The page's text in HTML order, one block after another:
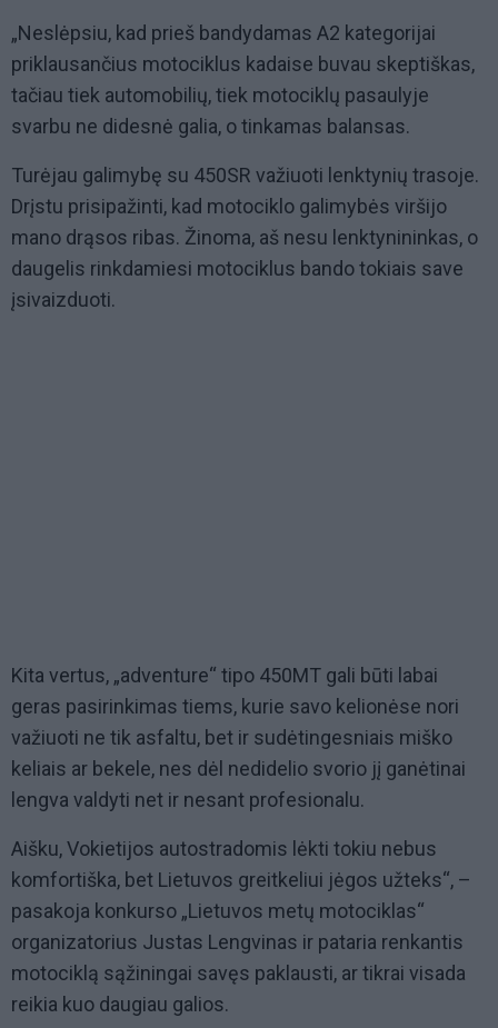
„Neslėpsiu, kad prieš bandydamas A2 kategorijai
priklausančius motociklus kadaise buvau skeptiškas,
tačiau tiek automobilių, tiek motociklų pasaulyje
svarbu ne didesnė galia, o tinkamas balansas.
Turėjau galimybę su 450SR važiuoti lenktynių trasoje.
Drįstu prisipažinti, kad motociklo galimybės viršijo
mano drąsos ribas. Žinoma, aš nesu lenktynininkas, o
daugelis rinkdamiesi motociklus bando tokiais save
įsivaizduoti.
Kita vertus, „adventure“ tipo 450MT gali būti labai
geras pasirinkimas tiems, kurie savo kelionėse nori
važiuoti ne tik asfaltu, bet ir sudėtingesniais miško
keliais ar bekele, nes dėl nedidelio svorio jį ganėtinai
lengva valdyti net ir nesant profesionalu.
Aišku, Vokietijos autostradomis lėkti tokiu nebus
komfortiška, bet Lietuvos greitkeliui jėgos užteks“, –
pasakoja konkurso „Lietuvos metų motociklas“
organizatorius Justas Lengvinas ir pataria renkantis
motociklą sąžiningai savęs paklausti, ar tikrai visada
reikia kuo daugiau galios.